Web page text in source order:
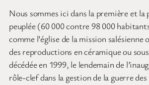
Nous sommes ici dans la première et
peuplée (60 000 contre 98 000
comme l’église de la mission
des reproductions en céramique ou
décédée en 1999, le lendemain de
rôle-clef dans la gestion de la guerre